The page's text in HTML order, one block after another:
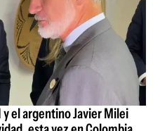
y el argentino Javier Milei